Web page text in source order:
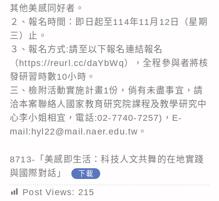
其他美感同好者。
２、報名時間：即日起至114年11月12日（星期
三）止。
３、報名方式:請至以下報名連結報名
（https://reurl.cc/daYbWq），全程參與者將核
發研習時數10小時。
三、檢附活動實施計畫1份，倘有未盡事宜，請
洽本案聯絡人國家教育研究院課程及教學研究中
心李小姐相宜，電話:02-7740-7257)，E-
mail:hyl22@mail.naer.edu.tw。
8713-「美感即生活：科技人文共舞的在地實踐
與國際對話」
下載
Post Views: 215